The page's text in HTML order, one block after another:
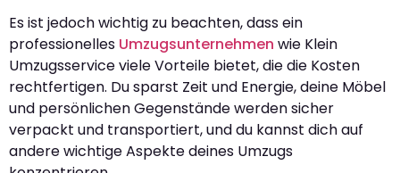
Es ist jedoch wichtig zu beachten, dass ein
professionelles Umzugsunternehmen wie Klein
Umzugsservice viele Vorteile bietet, die die Kosten
rechtfertigen. Du sparst Zeit und Energie, deine Möbel
und persönlichen Gegenstände werden sicher
verpackt und transportiert, und du kannst dich auf
andere wichtige Aspekte deines Umzugs